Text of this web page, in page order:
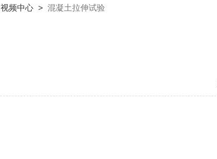
视频中心 > 混凝土拉伸试验